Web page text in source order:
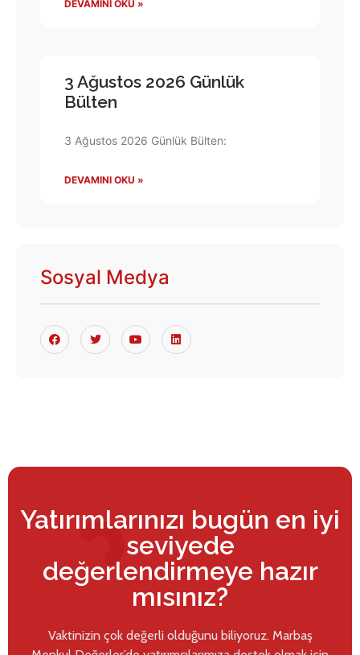
DEVAMINI OKU »
3 Ağustos 2026 Günlük
Bülten
3 Ağustos 2026 Günlük Bülten:
DEVAMINI OKU »
Sosyal Medya
Yatırımlarınızı bugün en iyi
seviyede
değerlendirmeye hazır
mısınız?
Vaktinizin çok değerli olduğunu biliyoruz. Marbaş